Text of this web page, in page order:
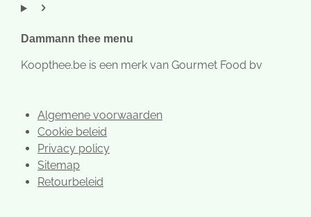
r
m
t
Dammann thee menu
Koopthee.be is een merk van Gourmet Food bv
Algemene voorwaarden
Cookie beleid
Privacy policy
Sitemap
Retourbeleid